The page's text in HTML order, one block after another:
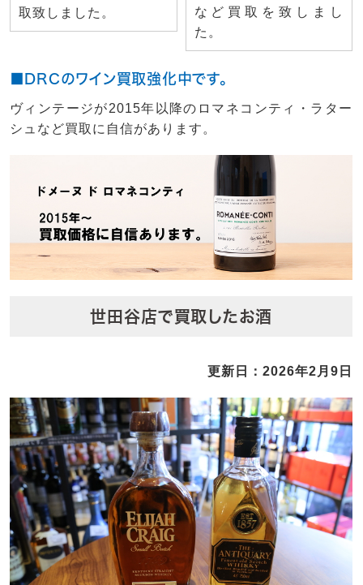
取致しました。
など買取を致しまし
た。
■DRCのワイン買取強化中です。
ヴィンテージが2015年以降のロマネコンティ・ラター
シュなど買取に自信があります。
世田谷店で買取したお酒
更新日：2026年2月9日